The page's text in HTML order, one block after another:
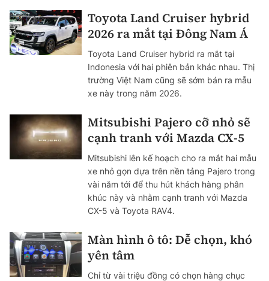
Toyota Land Cruiser hybrid
2026 ra mắt tại Đông Nam Á
Toyota Land Cruiser hybrid ra mắt tại
Indonesia với hai phiên bản khác nhau. Thị
trường Việt Nam cũng sẽ sớm bán ra mẫu
xe này trong năm 2026.
Mitsubishi Pajero cỡ nhỏ sẽ
cạnh tranh với Mazda CX-5
Mitsubishi lên kế hoạch cho ra mắt hai mẫu
xe nhỏ gọn dựa trên nền tảng Pajero trong
vài năm tới để thu hút khách hàng phân
khúc này và nhằm cạnh tranh với Mazda
CX-5 và Toyota RAV4.
Màn hình ô tô: Dễ chọn, khó
yên tâm
Chỉ từ vài triệu đồng có chọn hàng chục